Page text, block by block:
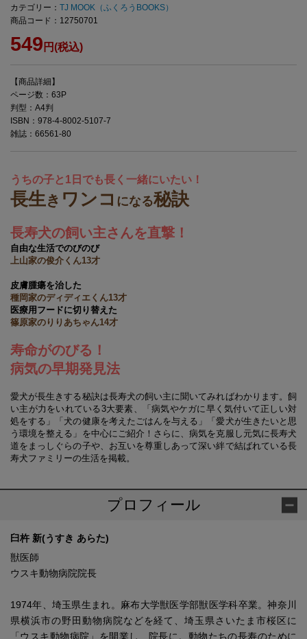
カテゴリー： TJ MOOK（ふくろうBOOKS）
商品コード：12750701
549 円(税込)
【商品詳細】
ページ数：63P
判型：A4判
ISBN：978-4-8002-5107-7
雑誌：66561-80
うちの子と1日でも長く一緒にいたい！
長生き ワンコ になる秘訣
長寿犬の飼い主さんを直撃！
自由な生活でのびのび
上山家の俊介くん13才
皮膚腫瘍を治した
種岡家のディディエくん13才
医療用フードに切り替えた
篠原家のりりあちゃん14才
寿命がのびる！
病気の早期発見法
愛犬が長生きする秘訣は長寿犬の飼い主に聞いてみればわかります。飼
い主が力をいれている3大要素、「病気やケガに早く気付いて正しい対
処をする」「犬の健康を考えたごはんを与える」「愛犬が生きたいと思
う環境を整える」を中心にご紹介！さらに、病気を克服し元気に長寿犬
道をまっしぐらの子や、お互いを尊重しあって深い絆で結ばれている長
寿犬ファミリーの生活を掲載。
プロフィール
臼杵 新(うすき あらた)
獣医師
ウスキ動物病院院長
1974年、埼玉県生まれ。麻布大学獣医学部獣医学科卒業。神奈川
県横浜市の野田動物病院などを経て、埼玉県さいたま市桜区に
「ウスキ動物病院」を開業し、院長に。動物たちの長寿のために